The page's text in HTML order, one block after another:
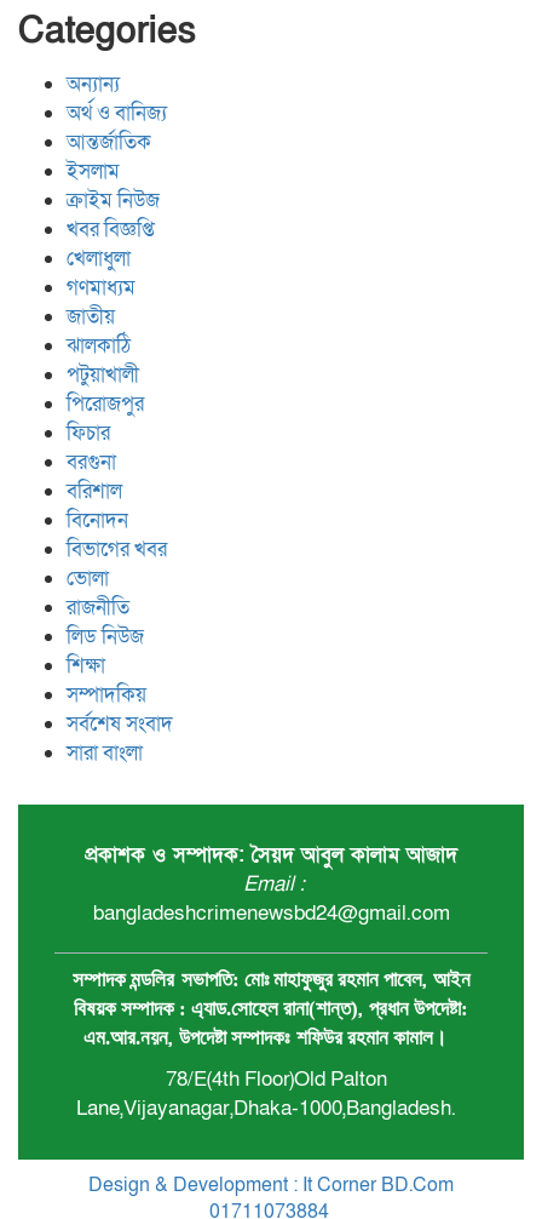
Categories
অন্যান্য
অর্থ ও বানিজ্য
আন্তর্জাতিক
ইসলাম
ক্রাইম নিউজ
খবর বিজ্ঞপ্তি
খেলাধুলা
গণমাধ্যম
জাতীয়
ঝালকাঠি
পটুয়াখালী
পিরোজপুর
ফিচার
বরগুনা
বরিশাল
বিনোদন
বিভাগের খবর
ভোলা
রাজনীতি
লিড নিউজ
শিক্ষা
সম্পাদকিয়
সর্বশেষ সংবাদ
সারা বাংলা
প্রকাশক ও সম্পাদক: সৈয়দ আবুল কালাম আজাদ
Email :
bangladeshcrimenewsbd24@gmail.com
সম্পাদক মন্ডলির সভাপতি: মোঃ মাহাফুজুর রহমান পাবেল, আইন
বিষয়ক সম্পাদক : ‍এ্যাড.সোহেল রানা(শান্ত), প্রধান ‍উপদেষ্টা:
এম.আর.নয়ন, উপদেষ্টা সম্পাদকঃ শফিউর রহমান কামাল।
78/E(4th Floor)Old Palton
Lane,Vijayanagar,Dhaka-1000,Bangladesh.
Design & Development : It Corner BD.Com
01711073884